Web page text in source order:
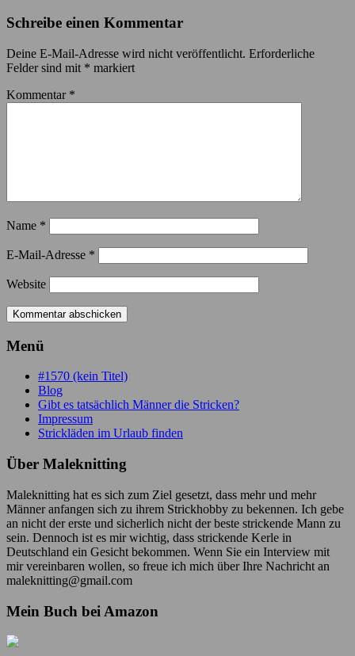
Schreibe einen Kommentar
Deine E-Mail-Adresse wird nicht veröffentlicht. Erforderliche
Felder sind mit * markiert
Kommentar *
Name *
E-Mail-Adresse *
Website
Menü
#1570 (kein Titel)
Blog
Gibt es tatsächlich Männer die Stricken?
Impressum
Strickläden im Urlaub finden
Über Maleknitting
Maleknitting hat es sich zum Ziel gesetzt, dass mehr und mehr
Männer anfangen sich zu ihrem Strickhobby zu bekennen. Ich gebe
an nicht der erste und sicherlich nicht der beste strickende Mann zu
sein. Dennoch ist es mir wichtig, dass strickende Kerle in
Deutschland ein Gesicht bekommen. Wenn Sie ein Interview mit
mir vereinbaren wollen, so freue ich mich über Ihre Nachricht an
maleknitting@gmail.com
Mein Buch bei Amazon